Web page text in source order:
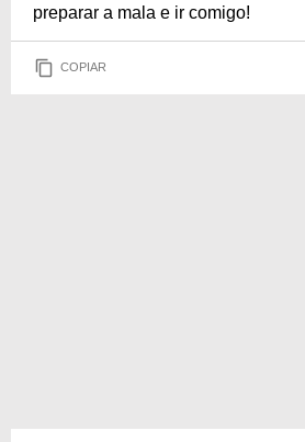
preparar a mala e ir comigo!
COPIAR